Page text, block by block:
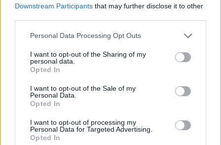
Downstream Participants that may further disclose it to other
Please note that this website/app uses one or more Google
not limited to your visit or usage behaviour. You may click to
grant or deny consent to Google and its third-party tags to
use your data for below specified purposes in below Google
consent section.
Personal Data Processing Opt Outs
I want to opt-out of the Sharing of my
personal data.
Opted In
I want to opt-out of the Sale of my
Personal Data.
Opted In
I want to opt-out of processing my
Personal Data for Targeted Advertising.
Opted In
Διαβάζονται αυτή τη στιγμή